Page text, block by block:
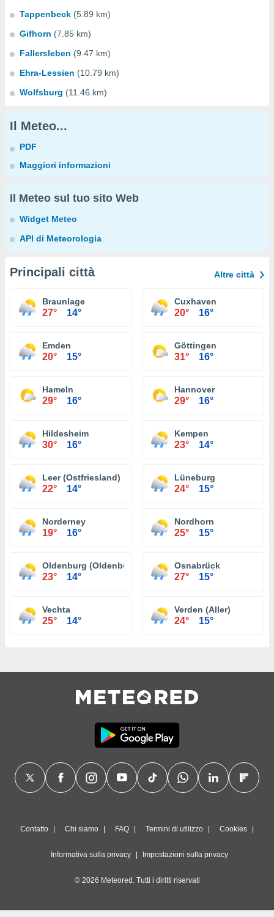
Tappenbeck (5.89 km)
Gifhorn (7.85 km)
Fallersleben (9.47 km)
Ehra-Lessien (10.79 km)
Wolfsburg (11.46 km)
Il Meteo...
PDF
Maggiori informazioni
Il Meteo sul tuo sito Web
Widget Meteo
API di Meteorologia
Principali città Altre città
Braunlage
27° 14°
Cuxhaven
20° 16°
Emden
20° 15°
Göttingen
31° 16°
Hameln
29° 16°
Hannover
29° 16°
Hildesheim
30° 16°
Kempen
23° 14°
Leer (Ostfriesland)
22° 14°
Lüneburg
24° 15°
Norderney
19° 16°
Nordhorn
25° 15°
Oldenburg (Oldenburg)
23° 14°
Osnabrück
27° 15°
Vechta
25° 14°
Verden (Aller)
24° 15°
Contatto Chi siamo FAQ Termini di utilizzo Cookies
Informativa sulla privacy Impostazioni sulla privacy
© 2026 Meteored. Tutti i diritti riservati